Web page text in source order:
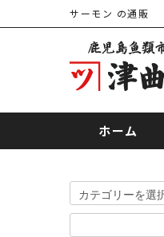
サーモン の通販
ホーム